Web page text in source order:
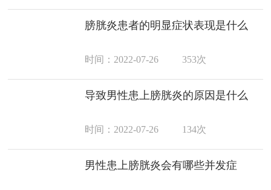
膀胱炎患者的明显症状表现是什么
时间：2022-07-26 353次
导致男性患上膀胱炎的原因是什么
时间：2022-07-26 134次
男性患上膀胱炎会有哪些并发症